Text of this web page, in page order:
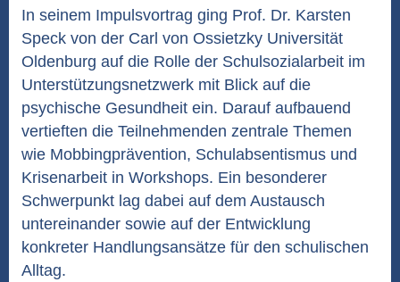
In seinem Impulsvortrag ging Prof. Dr. Karsten
Speck von der Carl von Ossietzky Universität
Oldenburg auf die Rolle der Schulsozialarbeit im
Unterstützungsnetzwerk mit Blick auf die
psychische Gesundheit ein. Darauf aufbauend
vertieften die Teilnehmenden zentrale Themen
wie Mobbingprävention, Schulabsentismus und
Krisenarbeit in Workshops. Ein besonderer
Schwerpunkt lag dabei auf dem Austausch
untereinander sowie auf der Entwicklung
konkreter Handlungsansätze für den schulischen
Alltag.